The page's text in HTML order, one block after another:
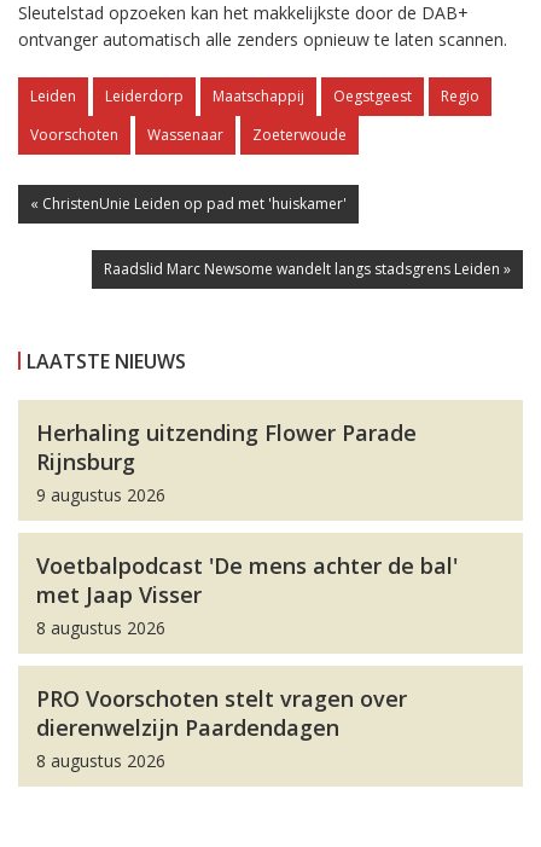
Sleutelstad opzoeken kan het makkelijkste door de DAB+
ontvanger automatisch alle zenders opnieuw te laten scannen.
Leiden Leiderdorp Maatschappij Oegstgeest
Regio
Voorschoten
Wassenaar Zoeterwoude
« ChristenUnie Leiden op pad met 'huiskamer'
Raadslid Marc Newsome wandelt langs stadsgrens Leiden »
LAATSTE NIEUWS
Herhaling uitzending Flower Parade
Rijnsburg
9 augustus 2026
Voetbalpodcast 'De mens achter de bal'
met Jaap Visser
8 augustus 2026
PRO Voorschoten stelt vragen over
dierenwelzijn Paardendagen
8 augustus 2026